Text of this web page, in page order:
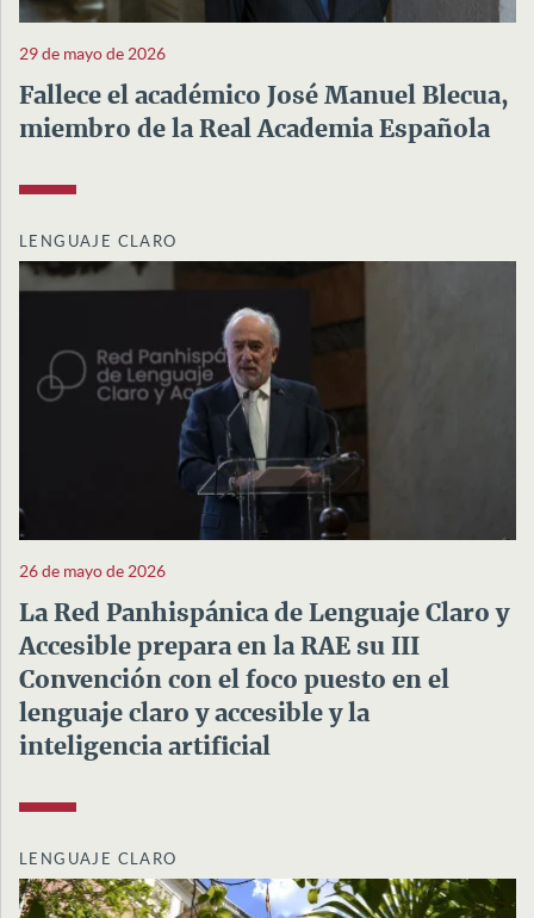
29 de mayo de 2026
Fallece el académico José Manuel Blecua,
miembro de la Real Academia Española
LENGUAJE CLARO
26 de mayo de 2026
La Red Panhispánica de Lenguaje Claro y
Accesible prepara en la RAE su III
Convención con el foco puesto en el
lenguaje claro y accesible y la
inteligencia artificial
LENGUAJE CLARO